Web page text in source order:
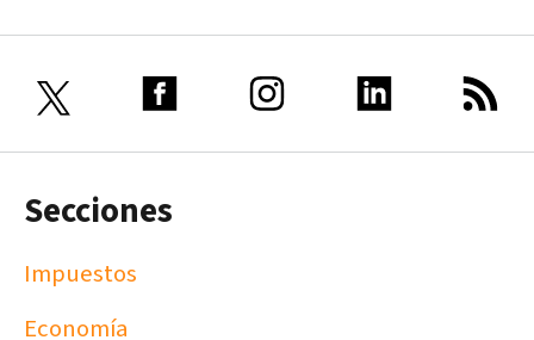
Secciones
Impuestos
Economía